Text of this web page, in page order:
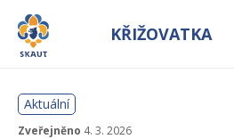
KŘIŽOVATKA
Aktuální
Zveřejněno 4. 3. 2026